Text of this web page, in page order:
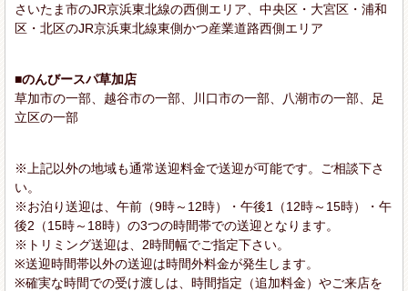
さいたま市のJR京浜東北線の西側エリア、中央区・大宮区・浦和
区・北区のJR京浜東北線東側かつ産業道路西側エリア
■のんびースパ草加店
草加市の一部、越谷市の一部、川口市の一部、八潮市の一部、足
立区の一部
※上記以外の地域も通常送迎料金で送迎が可能です。ご相談下さ
い。
※お泊り送迎は、午前（9時～12時）・午後1（12時～15時）・午
後2（15時～18時）の3つの時間帯での送迎となります。
※トリミング送迎は、2時間幅でご指定下さい。
※送迎時間帯以外の送迎は時間外料金が発生します。
※確実な時間での受け渡しは、時間指定（追加料金）やご来店を